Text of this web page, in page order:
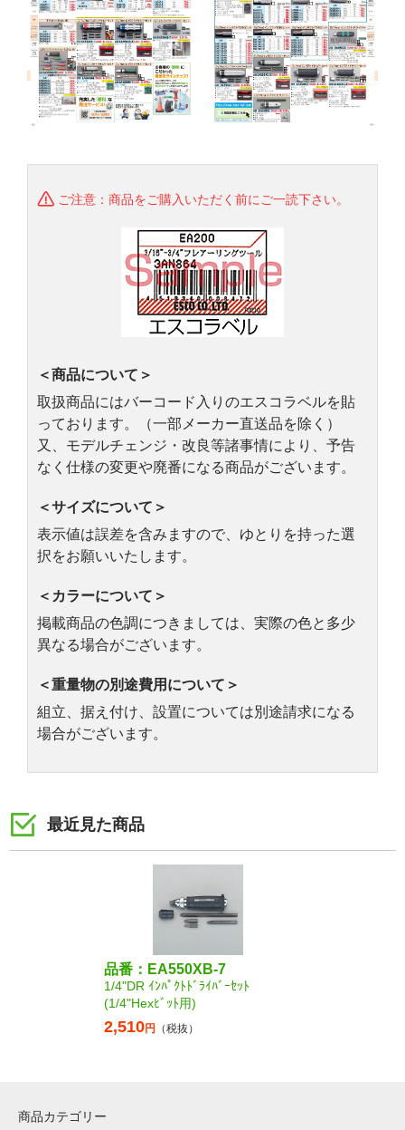
ご注意：商品をご購入いただく前にご一読下さい。
＜商品について＞
取扱商品にはバーコード入りのエスコラベルを貼
っております。（一部メーカー直送品を除く）
又、モデルチェンジ・改良等諸事情により、予告
なく仕様の変更や廃番になる商品がございます。
＜サイズについて＞
表示値は誤差を含みますので、ゆとりを持った選
択をお願いいたします。
＜カラーについて＞
掲載商品の色調につきましては、実際の色と多少
異なる場合がございます。
＜重量物の別途費用について＞
組立、据え付け、設置については別途請求になる
場合がございます。
最近見た商品
品番：EA550XB-7
1/4"DR ｲﾝﾊﾟｸﾄﾄﾞﾗｲﾊﾞｰｾｯﾄ
(1/4"Hexﾋﾞｯﾄ用)
2,510円 （税抜）
商品カテゴリー